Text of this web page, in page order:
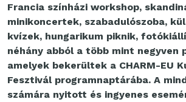
Francia színházi workshop,
minikoncertek, szabadulószoba,
kvízek, hungarikum piknik,
néhány abból a több mint negyven
amelyek bekerültek a CHARM-EU
Fesztivál programnaptárába. A
számára nyitott és ingyenes